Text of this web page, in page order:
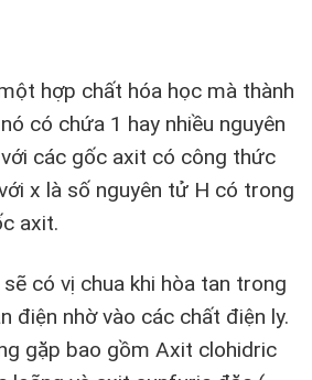
hợp chất hóa học mà thành
có chứa 1 hay nhiều nguyên
các gốc axit có công thức
x là số nguyên tử H có trong
axit.
có vị chua khi hòa tan trong
điện nhờ vào các chất điện ly.
gặp bao gồm Axit clohidric